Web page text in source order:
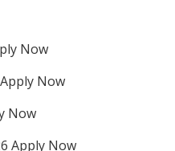
Now
Now
Now
Apply Now